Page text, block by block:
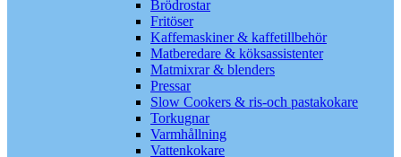
Brödrostar
Fritöser
Kaffemaskiner & kaffetillbehör
Matberedare & köksassistenter
Matmixrar & blenders
Pressar
Slow Cookers & ris-och pastakokare
Torkugnar
Varmhållning
Vattenkokare